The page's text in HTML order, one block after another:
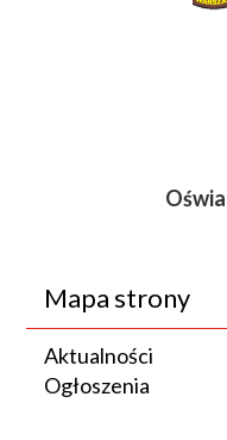
Mapa strony
Aktualności
Ogłoszenia